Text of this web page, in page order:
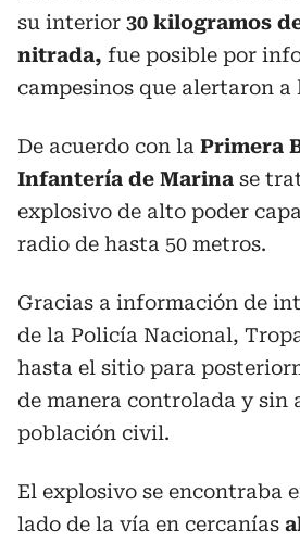
su interior 30 kilogramos
nitrada, fue posible por
campesinos que alertaron a
De acuerdo con la Primera
Infantería de Marina se
explosivo de alto poder
radio de hasta 50 metros.
Gracias a información de
de la Policía Nacional,
hasta el sitio para
de manera controlada y sin
población civil.
El explosivo se encontraba
lado de la vía en cercanías